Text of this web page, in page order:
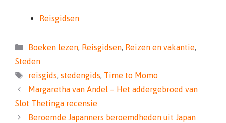
Reisgidsen
Categorieën
Boeken lezen, Reisgidsen, Reizen en vakantie,
Steden
Tags
reisgids, stedengids, Time to Momo
Margaretha van Andel – Het addergebroed van
Slot Thetinga recensie
Beroemde Japanners beroemdheden uit Japan